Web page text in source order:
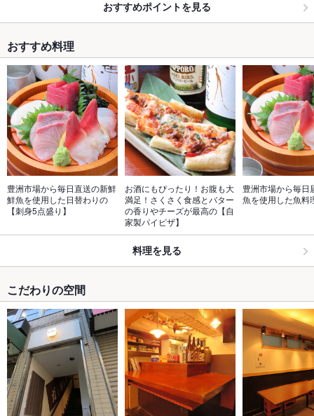
おすすめポイントを見る
おすすめ料理
豊洲市場から毎日直送の新鮮
鮮魚を使用した日替わりの
【刺身5点盛り】
お酒にもぴったり！お腹も大
満足！さくさく食感とバター
の香りやチーズが最高の【自
家製パイピザ】
豊洲市場から毎日
魚を使用した魚料
料理を見る
こだわりの空間